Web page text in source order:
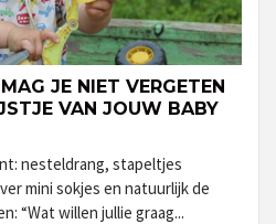
JE NIET VERGETEN
VAN JOUW BABY
nesteldrang, stapeltjes
mini sokjes en natuurlijk de
“Wat willen jullie graag...